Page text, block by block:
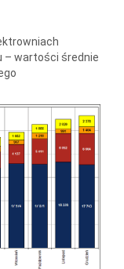
– wartości średnie